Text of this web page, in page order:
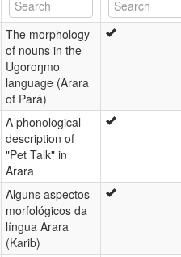
The morphology
of nouns in the
Ugoroŋmo
language (Arara
of Pará)
A phonological
description of
"Pet Talk" in
Arara
Alguns aspectos
morfológicos da
língua Arara
(Karib)